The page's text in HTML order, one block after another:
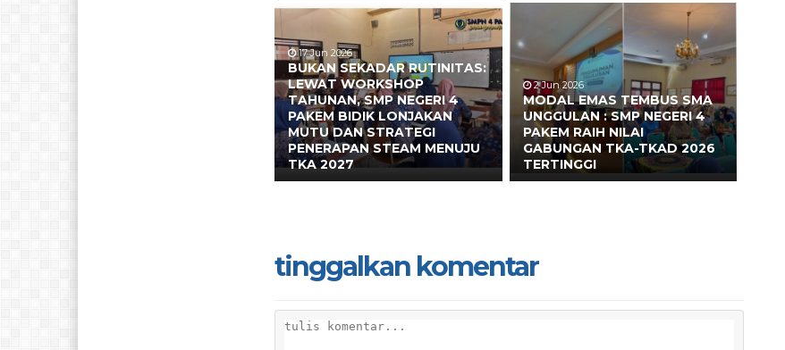
17 Jun 2026
BUKAN SEKADAR RUTINITAS:
LEWAT WORKSHOP
TAHUNAN, SMP NEGERI 4
PAKEM BIDIK LONJAKAN
MUTU DAN STRATEGI
PENERAPAN STEAM MENUJU
TKA 2027
2 Jun 2026
MODAL EMAS TEMBUS SMA
UNGGULAN : SMP NEGERI 4
PAKEM RAIH NILAI
GABUNGAN TKA-TKAD 2026
TERTINGGI
tinggalkan komentar